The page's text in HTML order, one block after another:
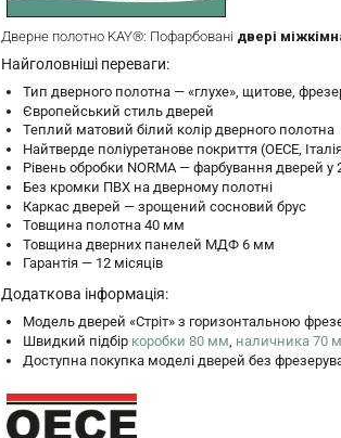
Дверне полотно KAY®: Пофарбовані двері
Найголовніші переваги:
Тип дверного полотна — «глухе», щитове,
Європейський стиль дверей
Теплий матовий білий колір дверного полотна
Найтверде поліуретанове покриття (OECE,
Рівень обробки NORMA — фарбування дверей у
Без кромки ПВХ на дверному полотні
Каркас дверей — зрощений сосновий брус
Товщина полотна 40 мм
Товщина дверних панелей МДФ 6 мм
Гарантія — 12 місяців
Додаткова інформація:
Модель дверей «Стріт» з горизонтальною
Швидкий підбір коробки 80 мм наличника 70
Доступна покупка моделі дверей без